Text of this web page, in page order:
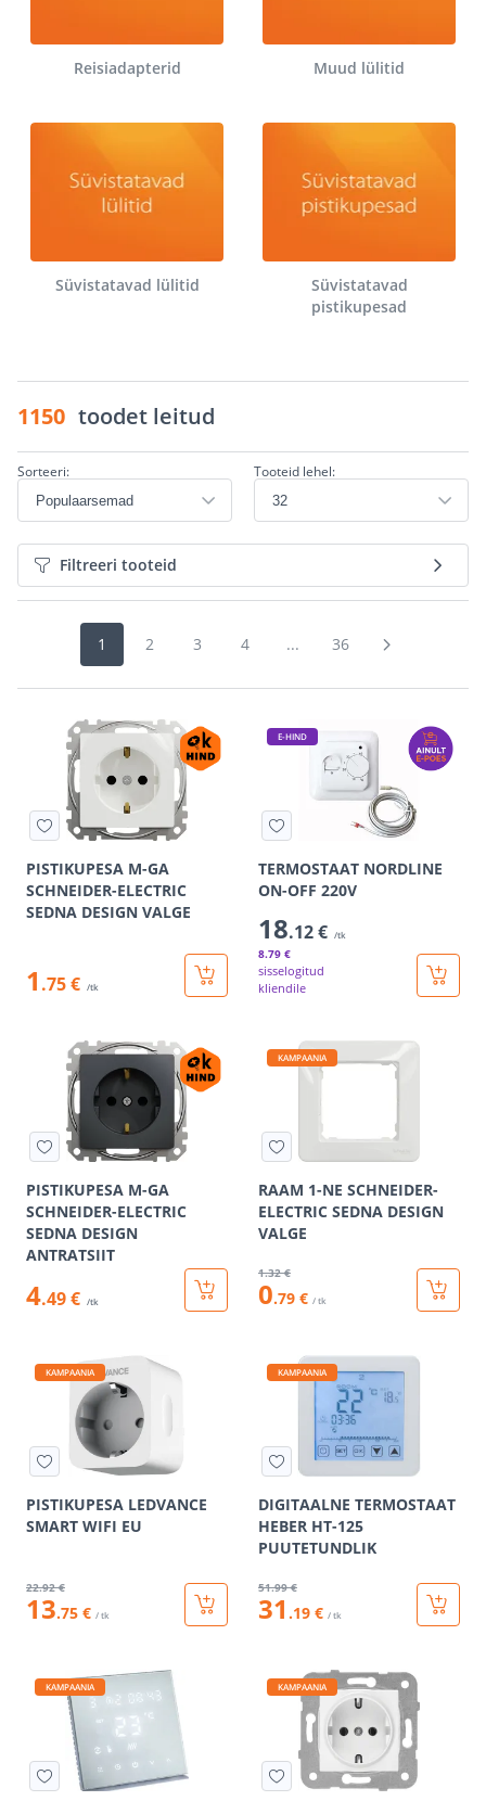
Reisiadapterid Muud lülitid
Süvistatavad lülitid
Süvistatavad
pistikupesad
1150 toodet leitud
Sorteeri: Tooteid lehel:
Filtreeri tooteid
1 2 3 4 ... 36
PISTIKUPESA M-GA
SCHNEIDER-ELECTRIC
SEDNA DESIGN VALGE
1 .75 € /tk
E-HIND
TERMOSTAAT NORDLINE
ON-OFF 220V
18.12 € /tk
8.79 €
sisselogitud
kliendile
PISTIKUPESA M-GA
SCHNEIDER-ELECTRIC
SEDNA DESIGN
ANTRATSIIT
4.49 € /tk
KAMPAANIA
RAAM 1-NE SCHNEIDER-
ELECTRIC SEDNA DESIGN
VALGE
1.32 €
0.79 € / tk
KAMPAANIA
PISTIKUPESA LEDVANCE
SMART WIFI EU
22.92 €
13.75 € / tk
KAMPAANIA
DIGITAALNE TERMOSTAAT
HEBER HT-125
PUUTETUNDLIK
51.99 €
31 .19 € / tk
KAMPAANIA KAMPAANIA